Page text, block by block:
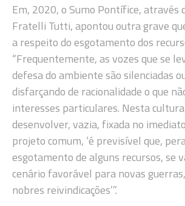
Em, 2020, o Sumo Pontífice, através
Fratelli Tutti, apontou outra grave
a respeito do esgotamento dos
“Frequentemente, as vozes que se
defesa do ambiente são silenciadas
disfarçando de racionalidade o que
interesses particulares. Nesta
desenvolver, vazia, fixada no
projeto comum, ‘é previsível que,
esgotamento de alguns recursos, se
cenário favorável para novas
nobres reivindicações’”.